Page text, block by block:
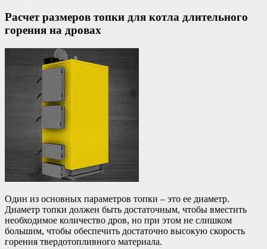
Расчет размеров топки для котла длительного
горения на дровах
Один из основных параметров топки – это ее диаметр.
Диаметр топки должен быть достаточным, чтобы вместить
необходимое количество дров, но при этом не слишком
большим, чтобы обеспечить достаточно высокую скорость
горения твердотопливного материала.